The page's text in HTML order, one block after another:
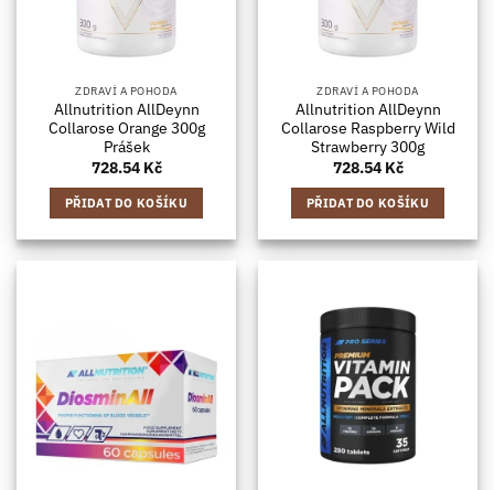
ZDRAVÍ A POHODA
Allnutrition AllDeynn
Collarose Orange 300g
Prášek
728.54 Kč
PŘIDAT DO KOŠÍKU
ZDRAVÍ A POHODA
Allnutrition AllDeynn
Collarose Raspberry Wild
Strawberry 300g
728.54 Kč
PŘIDAT DO KOŠÍKU